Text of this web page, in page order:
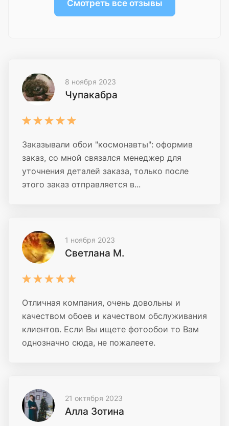
Смотреть все отзывы
8 ноября 2023
Чупакабра
Заказывали обои "космонавты": оформив
заказ, со мной связался менеджер для
уточнения деталей заказа, только после
этого заказ отправляется в...
1 ноября 2023
Светлана М.
Отличная компания, очень довольны и
качеством обоев и качеством обслуживания
клиентов. Если Вы ищете фотообои то Вам
однозначно сюда, не пожалеете.
21 октября 2023
Алла Зотина